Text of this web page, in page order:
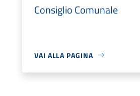
Consiglio Comunale
VAI ALLA PAGINA